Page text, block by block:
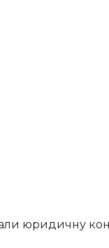
юридичну